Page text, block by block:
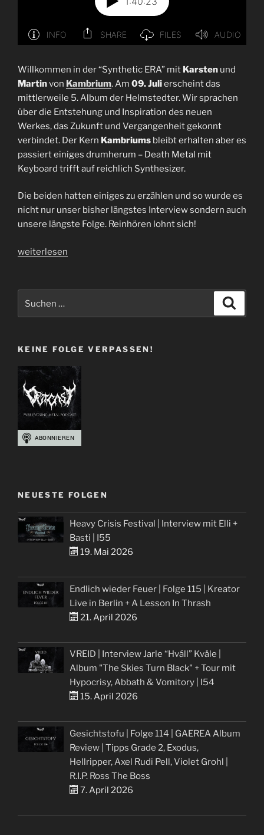
Willkommen in der “Synthetic ERA” mit Karsten und
Martinvon Kambrium. Am 09. Julierscheint das
mittlerweile 5. Album der Helmstedter. Wir sprachen
über die Entstehung und Inspiration des neuen
Werkes, das Zukunft und Vergangenheit gekonnt
verbindet. Der Kern Kambriums bleibt erhalten aber es
passiert einiges drumherum – Death Metal mit
Keyboard trifft auf reichlich Synthesizer.
Die beiden hatten einiges zu erzählen und so wurde es
nicht nur unser bisher längstes Interview sondern auch
unsere längste Folge. Reinhören lohnt sich!
„Interview
Karsten
Synthetic
ERA“
weiterlesen
KEINE FOLGE VERPASSEN!
NEUESTE FOLGEN
Heavy Crisis Festival | Interview mit Elli +
Basti | I55
19. Mai 2026
Endlich wieder Feuer | Folge 115 | Kreator
Live in Berlin + A Lesson In Thrash
21. April 2026
VREID | Interview Jarle “Hváll” Kvåle |
Album "The Skies Turn Black" + Tour mit
Hypocrisy, Abbath & Vomitory | I54
15. April 2026
Gesichtstofu | Folge 114 | GAEREA Album
Review | Tipps Grade 2, Exodus,
Hellripper, Axel Rudi Pell, Violet Grohl |
R.I.P. Ross The Boss
7. April 2026